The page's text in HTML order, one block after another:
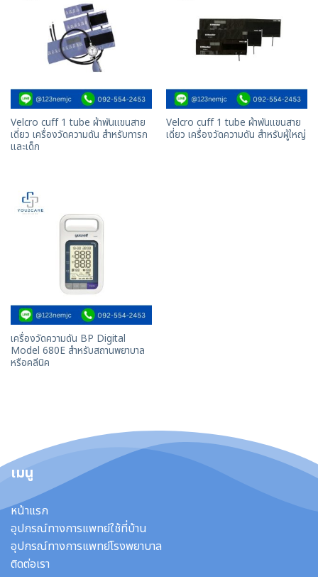
Velcro cuff 1 tube ผ้าพันแขนสาย
เดี่ยว เครื่องวัดความดัน สำหรับทารก
และเด็ก
Velcro cuff 1 tube ผ้าพันแขนสาย
เดี่ยว เครื่องวัดความดัน สำหรับผู้ใหญ่
เครื่องวัดความดัน BP Digital
Model 680E สำหรับสถานพยาบาล
หรือคลีนิค
เมนู
หน้าแรก
อุปกรณ์ทางการแพทย์ใช้ที่บ้าน
อุปกรณ์ทางการแพทย์โรงพยาบาล
ติดต่อเรา